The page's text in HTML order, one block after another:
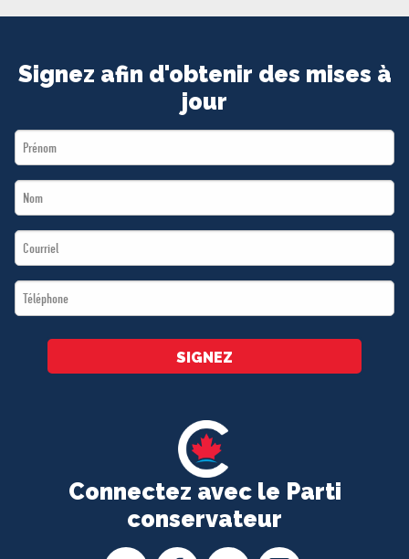
Connectez avec le Parti
conservateur
Signez afin d'obtenir des mises à
jour
First
Name
Last
Name
Email
*
Téléphone
*
SIGNEZ